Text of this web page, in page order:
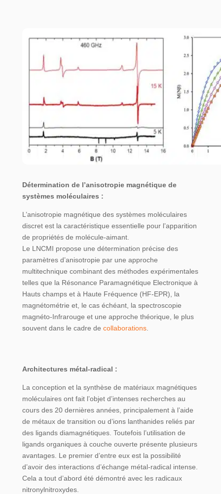
Détermination de l’anisotropie magnétique de
systèmes moléculaires :
L’anisotropie magnétique des systèmes moléculaires
discret est la caractéristique essentielle pour l’apparition
de propriétés de molécule-aimant.
Le LNCMI propose une détermination précise des
paramètres d’anisotropie par une approche
multitechnique combinant des méthodes expérimentales
telles que la Résonance Paramagnétique Electronique à
Hauts champs et à Haute Fréquence (HF-EPR), la
magnétométrie et, le cas échéant, la spectroscopie
magnéto-Infrarouge et une approche théorique, le plus
souvent dans le cadre de collaborations.
Architectures métal-radical :
La conception et la synthèse de matériaux magnétiques
moléculaires ont fait l’objet d’intenses recherches au
cours des 20 dernières années, principalement à l’aide
de métaux de transition ou d’ions lanthanides reliés par
des ligands diamagnétiques. Toutefois l’utilisation de
ligands organiques à couche ouverte présente plusieurs
avantages. Le premier d’entre eux est la possibilité
d’avoir des interactions d’échange métal-radical intense.
Cela a tout d’abord été démontré avec les radicaux
nitronylnitroxydes.